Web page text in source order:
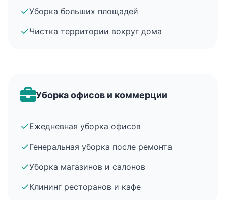
✓Уборка больших площадей
✓Чистка территории вокруг дома
Уборка офисов и коммерции
✓Ежедневная уборка офисов
✓Генеральная уборка после ремонта
✓Уборка магазинов и салонов
✓Клининг ресторанов и кафе